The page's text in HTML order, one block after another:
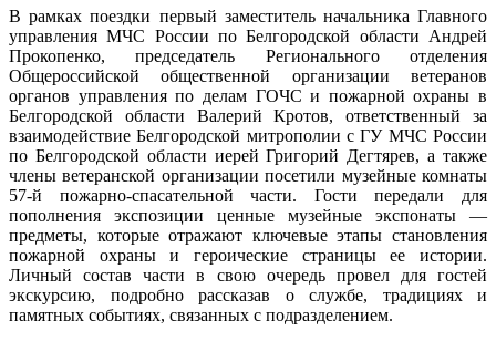
В рамках поездки первый заместитель начальника Главного
управления МЧС России по Белгородской области Андрей
Прокопенко, председатель Регионального отделения
Общероссийской общественной организации ветеранов
органов управления по делам ГОЧС и пожарной охраны в
Белгородской области Валерий Кротов, ответственный за
взаимодействие Белгородской митрополии с ГУ МЧС России
по Белгородской области иерей Григорий Дегтярев, а также
члены ветеранской организации посетили музейные комнаты
57-й пожарно-спасательной части. Гости передали для
пополнения экспозиции ценные музейные экспонаты —
предметы, которые отражают ключевые этапы становления
пожарной охраны и героические страницы ее истории.
Личный состав части в свою очередь провел для гостей
экскурсию, подробно рассказав о службе, традициях и
памятных событиях, связанных с подразделением.